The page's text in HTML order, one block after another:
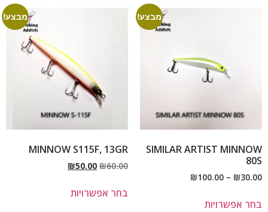
מבצע!
SIMILAR ARTIST MINNOW
80S
₪30.00
–
₪100.00
בחר אפשרויות
מבצע!
MINNOW S115F, 13GR
₪60.00
₪50.00
בחר אפשרויות